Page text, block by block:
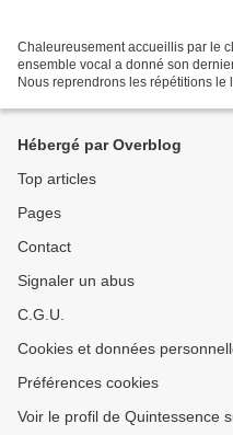
Chaleureusement accueillis par le
ensemble vocal a donné son
Nous reprendrons les répétitions le
Hébergé par Overblog
Top articles
Pages
Contact
Signaler un abus
C.G.U.
Cookies et données
Préférences cookies
Voir le profil de Quintessence